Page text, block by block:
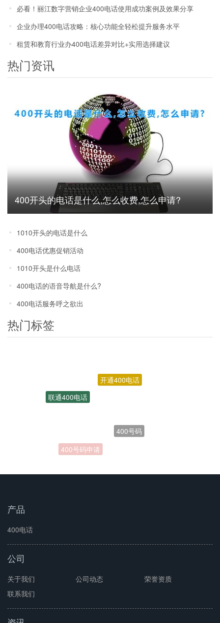
必看！丽江数字营销企业400电话使用成功案例及效果分享
企业办理400电话攻略：核心功能全轻松提升服务水平
租赁和教育行业办400电话差异对比+实用选择建议
热门资讯
400开头的电话是什么,怎么收费,怎么申请?
1010开头的电话是什么
400电话优惠促销活动
1010开头是什么电话
400电话的语音导航是什么?
400电话服务呼之欲出
热门标签
开通400电话
联通400电话
400号码申请
产品
400电话
公司
关于我们 公司动态
荣誉资质
联系我们